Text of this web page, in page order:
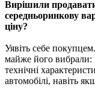
Вирішили
середньоринкову
ціну?
Уявіть себе
майже його вибрали:
технічні
автомобілі, навіть